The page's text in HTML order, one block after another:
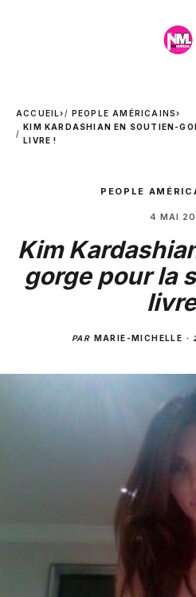
ACCUEIL› PEOPLE AMÉRICAINS›
KIM KARDASHIAN EN SOUTIEN-
LIVRE !
PEOPLE
4 MAI
Kim
gorge pour la
PAR MARIE-MICHELLE ·